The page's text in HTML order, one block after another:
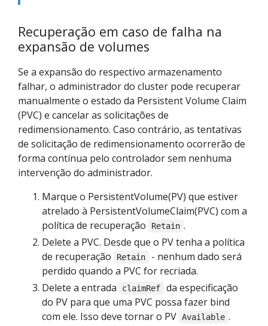
Recuperação em caso de falha na
expansão de volumes
Se a expansão do respectivo armazenamento
falhar, o administrador do cluster pode recuperar
manualmente o estado da Persistent Volume Claim
(PVC) e cancelar as solicitações de
redimensionamento. Caso contrário, as tentativas
de solicitação de redimensionamento ocorrerão de
forma contínua pelo controlador sem nenhuma
intervenção do administrador.
Marque o PersistentVolume(PV) que estiver
atrelado à PersistentVolumeClaim(PVC) com a
política de recuperação
Retain .
Delete a PVC. Desde que o PV tenha a política
de recuperação
Retain
- nenhum dado será
perdido quando a PVC for recriada.
Delete a entrada
claimRef
da especificação
do PV para que uma PVC possa fazer bind
com ele. Isso deve tornar o PV Available .